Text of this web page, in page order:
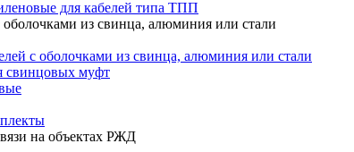
для кабелей типа ТПП
из свинца, алюминия или стали
с оболочками из свинца, алюминия или стали
свинцовых муфт
на объектах РЖД